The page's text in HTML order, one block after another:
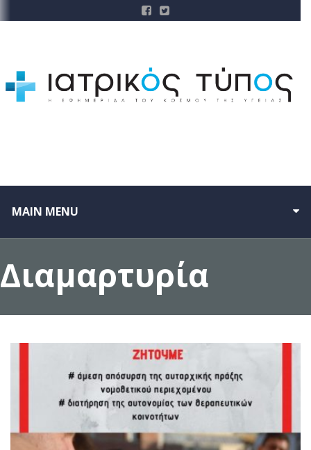
MAIN MENU
Διαμαρτυρία